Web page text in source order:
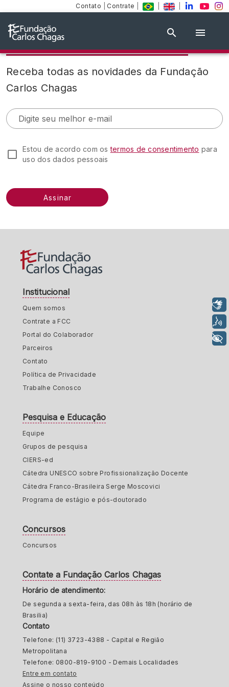
Contato Contrate
Assine nosso conteúdo
Receba todas as novidades da Fundação
Carlos Chagas
Digite seu melhor e-mail
Estou de acordo com ostermos de consentimento para
uso dos dados pessoais
Assinar
Institucional
Quem somos
Contrate a FCC
Portal do Colaborador
Parceiros
Contato
Política de Privacidade
Trabalhe Conosco
Pesquisa e Educação
Equipe
Grupos de pesquisa
CIERS-ed
Cátedra UNESCO sobre Profissionalização Docente
Cátedra Franco-Brasileira Serge Moscovici
Programa de estágio e pós-doutorado
Concursos
Concursos
Contate a Fundação Carlos Chagas
Horário de atendimento:
De segunda a sexta-feira, das 08h às 18h (horário de
Brasilia)
Contato
Telefone: (11) 3723-4388 - Capital e Região
Metropolitana
Telefone: 0800-819-9100 - Demais Localidades
Entre em contato
Assine o nosso conteúdo